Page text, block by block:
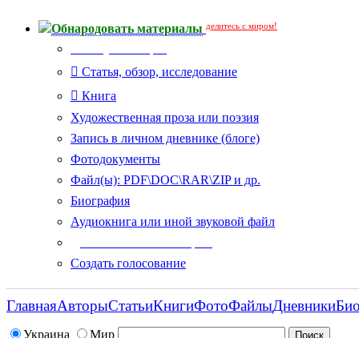
Обнародовать материалы делитесь с миром!
Статья, обзор, исследование
Книга
Художественная проза или поэзия
Запись в личном дневнике (блоге)
Фотодокументы
Файл(ы): PDF\DOC\RAR\ZIP и др.
Биография
Аудиокнига или иной звуковой файл
Создать голосование
Украина Мир
ГлавнаяАвторыСтатьиКнигиФотоФайлыДневники